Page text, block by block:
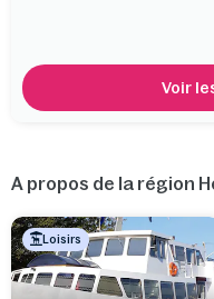
Voir
A propos de la région
Loisirs